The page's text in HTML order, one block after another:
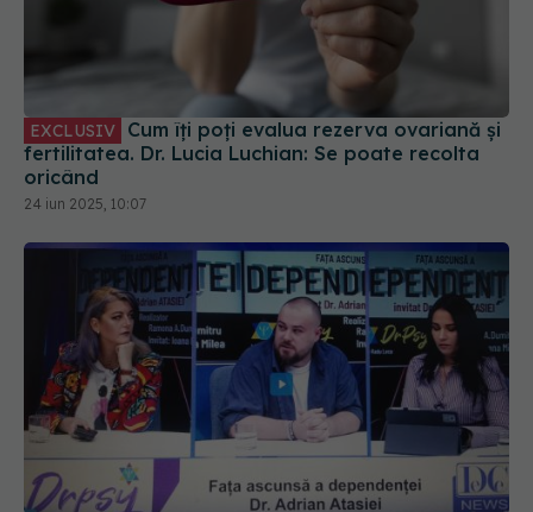
fertilitatea. Dr. Lucia Luchian: Se poate recolta
oricând
24 iun 2025, 10:07
Fața ascunsă a dependenței, subiectul săptămânii
la DrPsy
19 sep 2025, 22:23